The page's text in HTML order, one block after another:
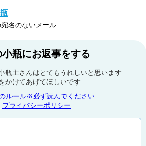
名のないメール
小瓶にお返事をする
瓶主さんはとてもうれしいと思います
かけてあげてほしいです
ルール※必ず読んでください
プライバシーポリシー